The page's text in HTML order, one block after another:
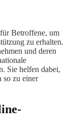
Betroffene, um
zu erhalten.
und deren
Sie helfen dabei,
so zu einer